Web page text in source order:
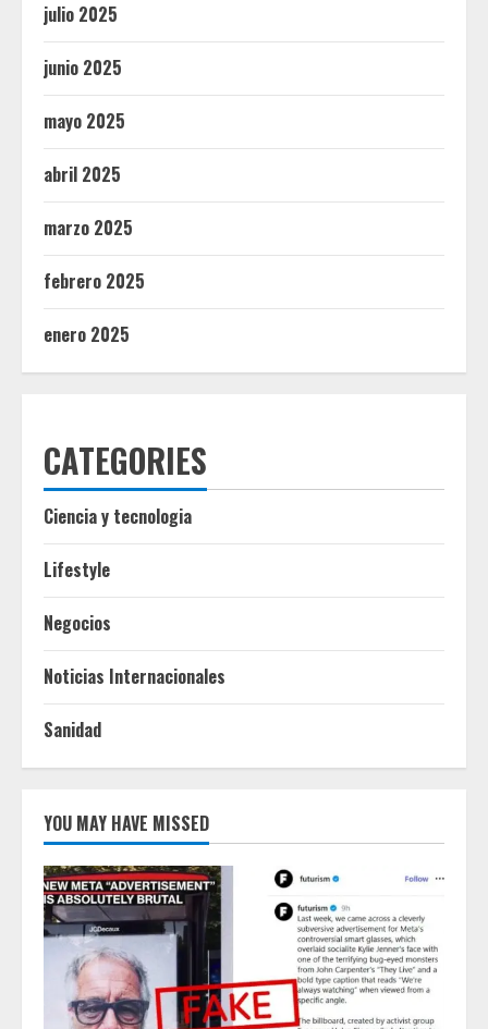
julio 2025
junio 2025
mayo 2025
abril 2025
marzo 2025
febrero 2025
enero 2025
CATEGORIES
Ciencia y tecnologia
Lifestyle
Negocios
Noticias Internacionales
Sanidad
YOU MAY HAVE MISSED